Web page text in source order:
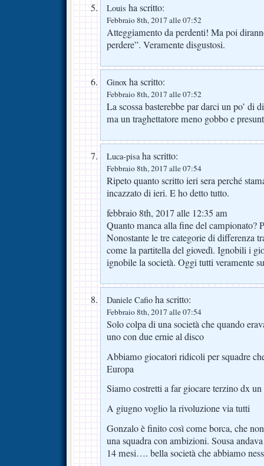
Louis ha scritto:
Febbraio 8th, 2017 alle 07:52
Atteggiamento da perdenti! Ma poi
perdere”. Veramente disgustosi.
Ginox ha scritto:
Febbraio 8th, 2017 alle 07:52
La scossa basterebbe par darci un po’ di
ma un traghettatore meno gobbo e
Luca-pisaha scritto:
Febbraio 8th, 2017 alle 07:54
Ripeto quanto scritto ieri sera perché
incazzato di ieri. E ho detto tutto.
febbraio 8th, 2017 alle 12:35 am
Quanto manca alla fine del campionato?
Nonostante le tre categorie di differenza
come la partitella del giovedì. Ignobili i
ignobile la società. Oggi tutti veramente
Daniele Cafio ha scritto:
Febbraio 8th, 2017 alle 07:54
Solo colpa di una società che quando
uno con due ernie al disco
Abbiamo giocatori ridicoli per squadre
Europa
Siamo costretti a far giocare terzino dx
A giugno voglio la rivoluzione via tutti
Gonzalo è finito così come borca, che
una squadra con ambizioni. Sousa
14 mesi…. bella società che abbiamo